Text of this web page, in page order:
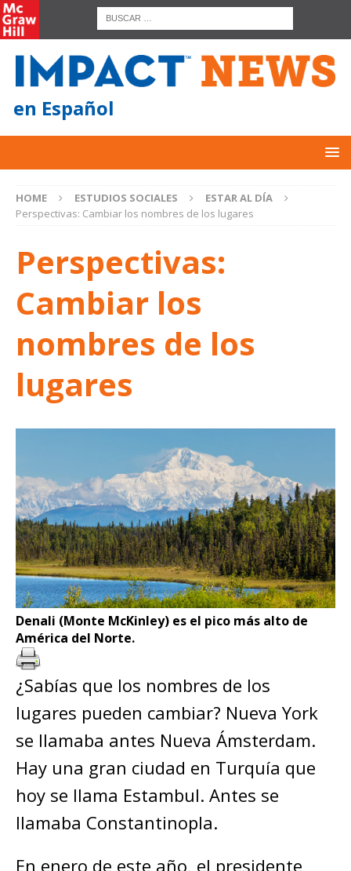
en Español
HOME ESTUDIOS SOCIALES
ESTAR AL DÍA
Perspectivas: Cambiar los nombres de los lugares
Perspectivas:
Cambiar los
nombres de los
lugares
Denali (Monte McKinley) es el pico más alto de
América del Norte.
¿Sabías que los nombres de los
lugares pueden cambiar? Nueva York
se llamaba antes Nueva Ámsterdam.
Hay una gran ciudad en Turquía que
hoy se llama Estambul. Antes se
llamaba Constantinopla.
En enero de este año, el presidente